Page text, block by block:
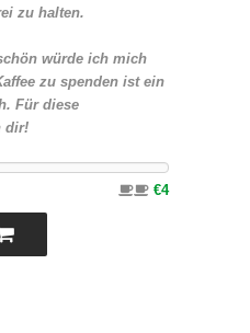
zu halten.
würde ich mich
zu spenden ist ein
Für diese
dir!
€4